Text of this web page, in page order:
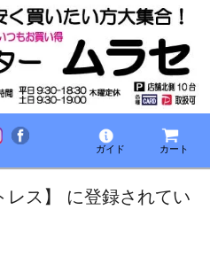
ガイド カート
レス】 に登録されてい